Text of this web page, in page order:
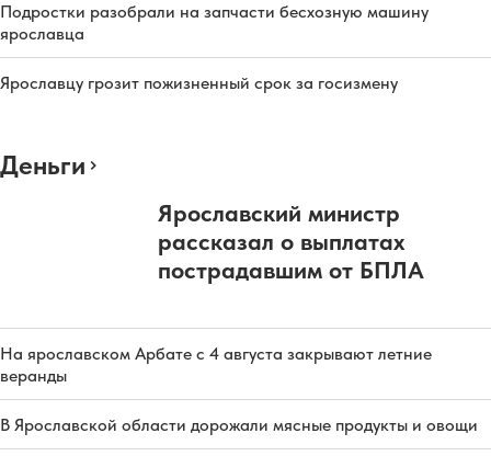
Подростки разобрали на запчасти бесхозную машину
ярославца
Ярославцу грозит пожизненный срок за госизмену
Деньги
Ярославский министр
рассказал о выплатах
пострадавшим от БПЛА
На ярославском Арбате с 4 августа закрывают летние
веранды
В Ярославской области дорожали мясные продукты и овощи